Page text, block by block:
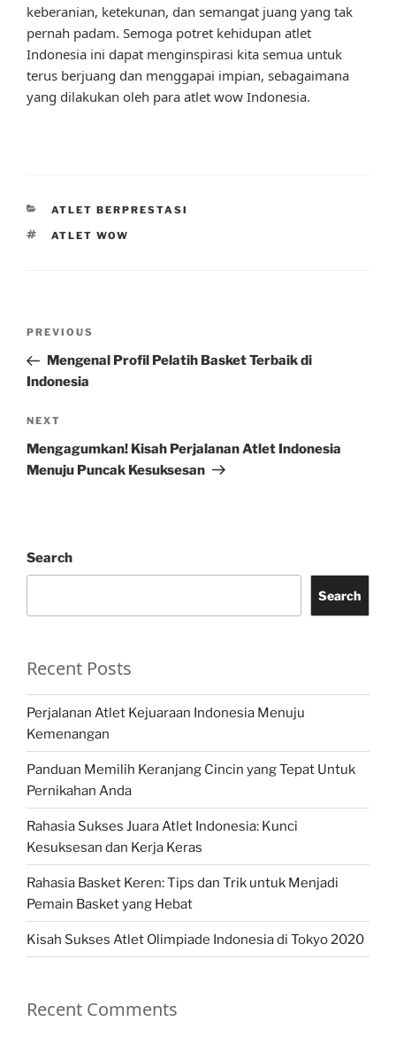
keberanian, ketekunan, dan semangat juang yang tak
pernah padam. Semoga potret kehidupan atlet
Indonesia ini dapat menginspirasi kita semua untuk
terus berjuang dan menggapai impian, sebagaimana
yang dilakukan oleh para atlet wow Indonesia.
CATEGORIES
ATLET BERPRESTASI
TAGS
ATLET WOW
Previous
Post
PREVIOUS
Mengenal Profil Pelatih Basket Terbaik di
Indonesia
Next
Post
NEXT
Mengagumkan! Kisah Perjalanan Atlet Indonesia
Menuju Puncak Kesuksesan
Search
Search
Recent Posts
Perjalanan Atlet Kejuaraan Indonesia Menuju
Kemenangan
Panduan Memilih Keranjang Cincin yang Tepat Untuk
Pernikahan Anda
Rahasia Sukses Juara Atlet Indonesia: Kunci
Kesuksesan dan Kerja Keras
Rahasia Basket Keren: Tips dan Trik untuk Menjadi
Pemain Basket yang Hebat
Kisah Sukses Atlet Olimpiade Indonesia di Tokyo 2020
Recent Comments